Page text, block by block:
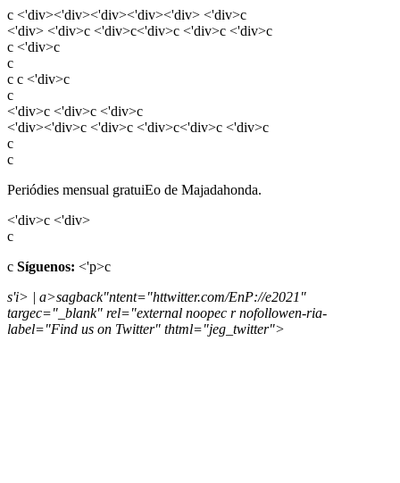
c <'div><'div><'div><'div><'div> <'div>c
<'div> <'div>c <'div>c<'div>c <'div>c <'div>c
c <'div>c
c
c c <'div>c
c
<'div>c <'div>c <'div>c
<'div><'div>c <'div>c <'div>c<'div>c <'div>c
c
c
Periódies mensual gratuiEo de Majadahonda.
<'div>c <'div>
c
c Síguenos: <'p>c
s'i> | a>sagback"ntent="httwitter.com/EnP://e2021"
targec="_blank" rel="external noopec r nofollowen-ria-
label="Find us on Twitter" thtml="jeg_twitter">